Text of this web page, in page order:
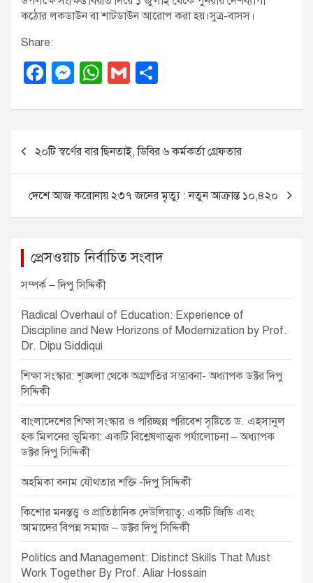
কঠোর লকডাউন বা শাটডাউন আরোপ করা হয়।সুত্র-বাসস।
Share:
F
c
e
b
o
o
M
ss
e
n
er
W
at
s
A
p
G
ail ar
২০টি স্বর্ণের বার ছিনতাই, ডিবির ৬ কর্মকর্তা গ্রেফতার
দেশে আজ করোনায় ২৩৭ জনের মৃত্যু : নতুন আক্রান্ত ১০,৪২০
প্রেসওয়াচ নির্বাচিত সংবাদ
সম্পর্ক – দিপু সিদ্দিকী
Radical Overhaul of Education: Experience of
Discipline and New Horizons of Modernization by Prof.
Dr. Dipu Siddiqui
শিক্ষা সংস্কার: শৃঙ্খলা থেকে অগ্রগতির সম্ভাবনা- অধ্যাপক ডক্টর দিপু
সিদ্দিকী
বাংলাদেশের শিক্ষা সংস্কার ও পরিচ্ছন্ন পরিবেশ সৃষ্টিতে ড. এহসানুল
হক মিলনের ভূমিকা: একটি বিশ্লেষণাত্মক পর্যালোচনা – অধ্যাপক
ডক্টর দিপু সিদ্দিকী
অহমিকা বনাম যৌথতার শক্তি -দিপু সিদ্দিকী
কিশোর মনস্তত্ত্ব ও প্রাতিষ্ঠানিক দেউলিয়াত্ব: একটি জিডি এবং
আমাদের বিপন্ন সমাজ – ডক্টর দিপু সিদ্দিকী
Politics and Management: Distinct Skills That Must
Work Together By Prof. Aliar Hossain